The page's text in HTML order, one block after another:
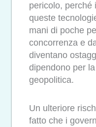
pericolo, perché
queste
mani di poche
concorrenza e
diventano
dipendono per
geopolitica.
Un ulteriore
fatto che i